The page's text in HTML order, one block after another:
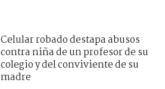
Celular robado destapa abusos
contra niña de un profesor de su
colegio y del conviviente de su
madre